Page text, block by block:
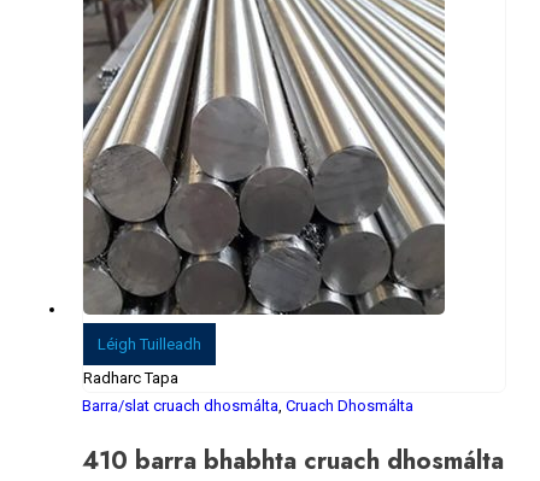
Léigh Tuilleadh
Radharc Tapa
Barra/slat cruach dhosmálta Cruach Dhosmálta
410 barra bhabhta cruach dhosmálta